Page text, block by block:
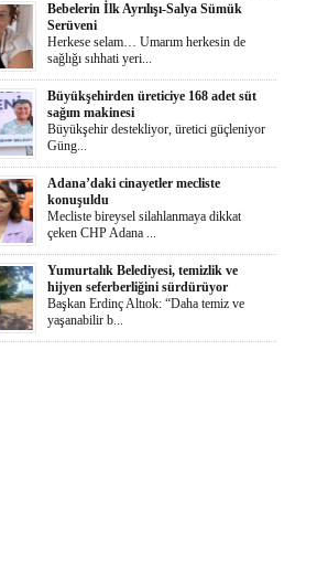
Bebelerin İlk Ayrılışı-Salya Sümük
Serüveni
Herkese selam… Umarım herkesin de
sağlığı sıhhati yeri...
Büyükşehirden üreticiye 168 adet süt
sağım makinesi
Büyükşehir destekliyor, üretici güçleniyor
Güng...
Adana’daki cinayetler mecliste
konuşuldu
Mecliste bireysel silahlanmaya dikkat
çeken CHP Adana ...
Yumurtalık Belediyesi, temizlik ve
hijyen seferberliğini sürdürüyor
Başkan Erdinç Altıok: “Daha temiz ve
yaşanabilir b...